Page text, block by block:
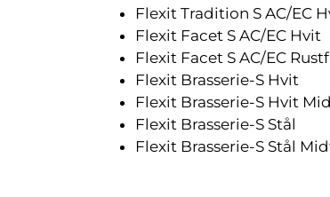
Flexit Tradition S AC/EC
Flexit Facet S AC/EC Hvit
Flexit Facet S AC/EC
Flexit Brasserie-S Hvit
Flexit Brasserie-S Hvit
Flexit Brasserie-S Stål
Flexit Brasserie-S Stål